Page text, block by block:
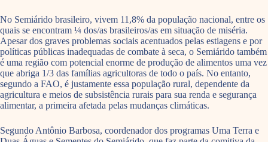
No Semiárido brasileiro, vivem 11,8% da população nacional, entre os
quais se encontram ¼ dos/as brasileiros/as em situação de miséria.
Apesar dos graves problemas sociais acentuados pelas estiagens e por
políticas públicas inadequadas de combate à seca, o Semiárido também
é uma região com potencial enorme de produção de alimentos uma vez
que abriga 1/3 das famílias agricultoras de todo o país. No entanto,
segundo a FAO, é justamente essa população rural, dependente da
agricultura e meios de subsistência rurais para sua renda e segurança
alimentar, a primeira afetada pelas mudanças climáticas.
Segundo Antônio Barbosa, coordenador dos programas Uma Terra e